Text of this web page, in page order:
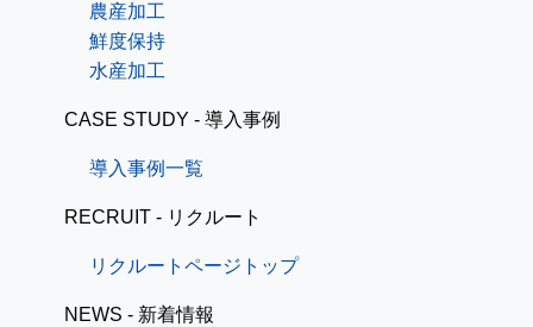
農産加工
鮮度保持
水産加工
CASE STUDY - 導入事例
導入事例一覧
RECRUIT - リクルート
リクルートページトップ
NEWS - 新着情報